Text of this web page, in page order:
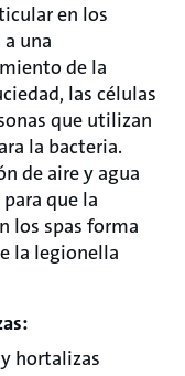
en los
una
de la
las células
que utilizan
la bacteria.
de aire y agua
que la
los spas forma
la legionella
hortalizas